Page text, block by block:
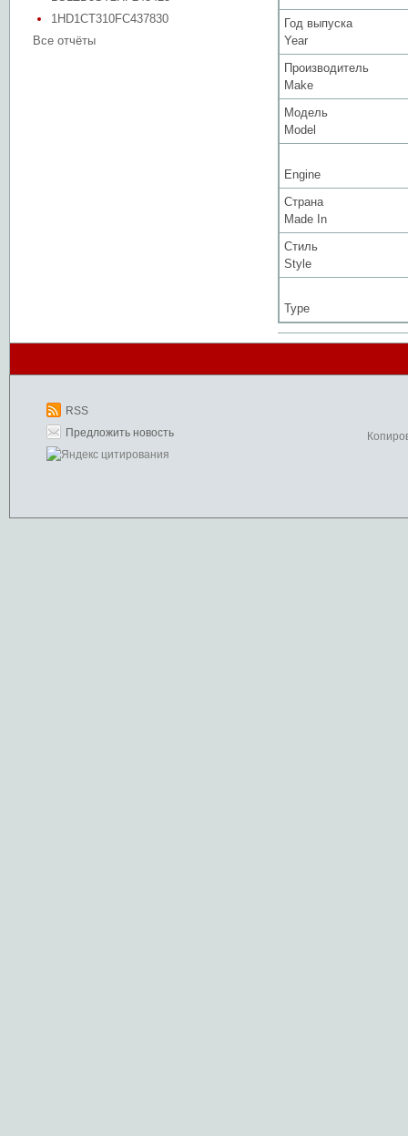
1HD1CT310FC437830
Все отчёты
Год выпуска
Year
Производитель
Make
Модель
Model
Engine
Страна
Made In
Стиль
Style
Type
RSS
Предложить новость